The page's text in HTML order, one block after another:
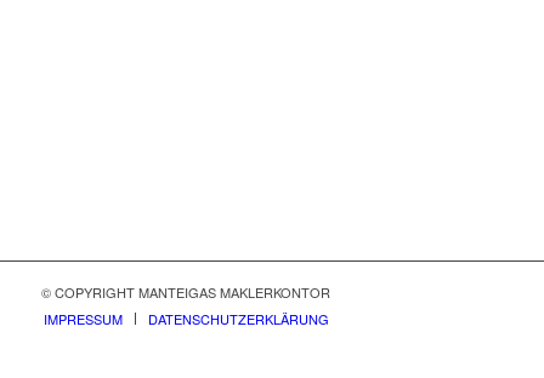
© COPYRIGHT MANTEIGAS MAKLERKONTOR
IMPRESSUM
DATENSCHUTZERKLÄRUNG